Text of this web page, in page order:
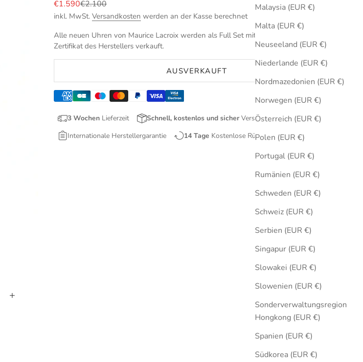
Malaysia (EUR €)
Malta (EUR €)
Neuseeland (EUR €)
Niederlande (EUR €)
Nordmazedonien (EUR €)
Norwegen (EUR €)
Österreich (EUR €)
Polen (EUR €)
Portugal (EUR €)
Rumänien (EUR €)
Schweden (EUR €)
Schweiz (EUR €)
Serbien (EUR €)
Singapur (EUR €)
Slowakei (EUR €)
Slowenien (EUR €)
Sonderverwaltungsregion
Hongkong (EUR €)
Spanien (EUR €)
Südkorea (EUR €)
Angebot
€1.590Regulärer Preis
€2.100
inkl. MwSt. Versandkosten werden an der Kasse berechnet
Alle neuen Uhren von Maurice Lacroix werden als Full Set mit Originalbox und
Zertifikat des Herstellers verkauft.
AUSVERKAUFT
3 Wochen Lieferzeit Schnell, kostenlos und sicherVersand
Internationale Herstellergarantie
14 Tage Kostenlose Rücksendungen